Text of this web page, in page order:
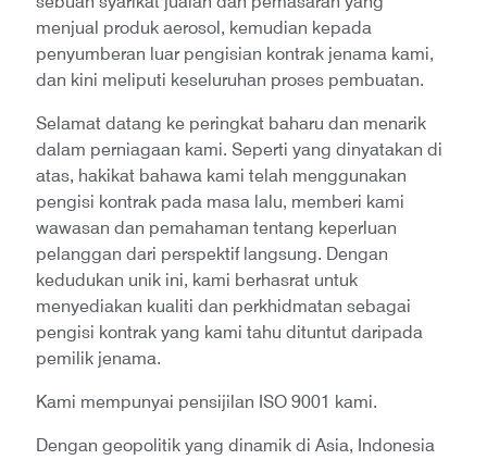
menjual produk aerosol, kemudian kepada
penyumberan luar pengisian kontrak jenama kami,
dan kini meliputi keseluruhan proses pembuatan.
Selamat datang ke peringkat baharu dan menarik
dalam perniagaan kami. Seperti yang dinyatakan di
atas, hakikat bahawa kami telah menggunakan
pengisi kontrak pada masa lalu, memberi kami
wawasan dan pemahaman tentang keperluan
pelanggan dari perspektif langsung. Dengan
kedudukan unik ini, kami berhasrat untuk
menyediakan kualiti dan perkhidmatan sebagai
pengisi kontrak yang kami tahu dituntut daripada
pemilik jenama.
Kami mempunyai pensijilan ISO 9001 kami.
Dengan geopolitik yang dinamik di Asia, Indonesia